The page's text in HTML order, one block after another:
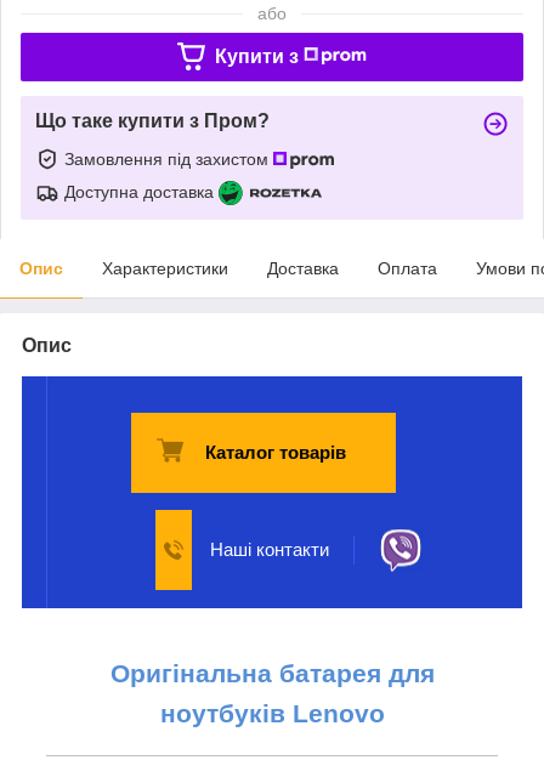
або
Купити з
Що таке купити з Пром?
Замовлення під захистом
Доступна доставка
Опис Характеристики Доставка Оплата Умови
Опис
Каталог товарів
Наші контакти
Оригінальна батарея для
ноутбуків Lenovo